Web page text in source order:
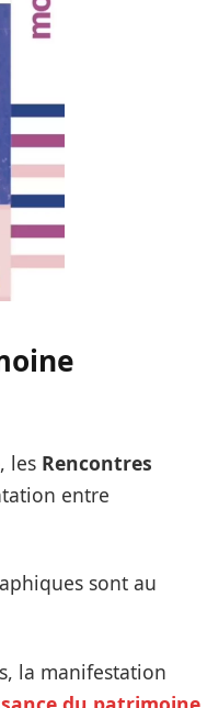
, les Rencontres
entre
sont au
la manifestation